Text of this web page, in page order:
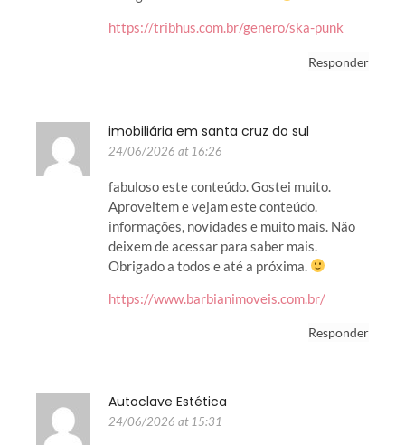
https://tribhus.com.br/genero/ska-punk
Responder
imobiliária em santa cruz do sul
24/06/2026 at 16:26
fabuloso este conteúdo. Gostei muito.
Aproveitem e vejam este conteúdo.
informações, novidades e muito mais. Não
deixem de acessar para saber mais.
Obrigado a todos e até a próxima.
https://www.barbianimoveis.com.br/
Responder
Autoclave Estética
24/06/2026 at 15:31